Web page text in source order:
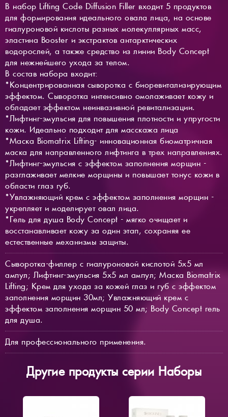
В набор Lifting Code Diffusion Filler входит 5 продуктов
для формирования идеального овала лица, на основе
гиалуроновой кислоты разных молекуллярных масс,
эластина Booster и экстрактов антарктических
водорослей, а также средство из линии Body Concept
для нежнейшего ухода за телом.
В состав набора входит:
*Концентрированная сыворотка с биоревитализирующим
эффектом. Сыворотка интенсивно омолаживает кожу и
обладает эффектом неинвазивной ревитализации.
*Лифтинг-эмульсия для повышения плотности и упругости
кожи. Идеально подходит для масскажа лица
*Маска Biomatrix Lifting- инновационная биоматричная
маска для направленного лифтинга в трех направлениях.
*Лифтинг-эмульсия с эффектом заполнения морщин -
разглаживает мелкие морщины и повышает тонус кожи в
области глаз губ.
*Увлажняющий крем с эффектом заполнения морщин -
укрепляет и моделирует овал лица.
*Гель для душа Body Concept - мягко очищает и
восстанавливает кожу за один этап, сохраняя ее
естественные механизмы защиты.
Сыворотка-филлер с гиалуроновой кислотой 5х5 мл
ампул; Лифтинг-эмульсия 5х5 мл ампул; Маска Biomatrix
Lifting; Крем для ухода за кожей глаз и губ с эффектом
заполнения морщин 30мл; Увлажняющий крем с
эффектом заполнения морщин 50 мл; Body Concept гель
для душа.
Для профессионального применения.
Другие продукты серии Наборы